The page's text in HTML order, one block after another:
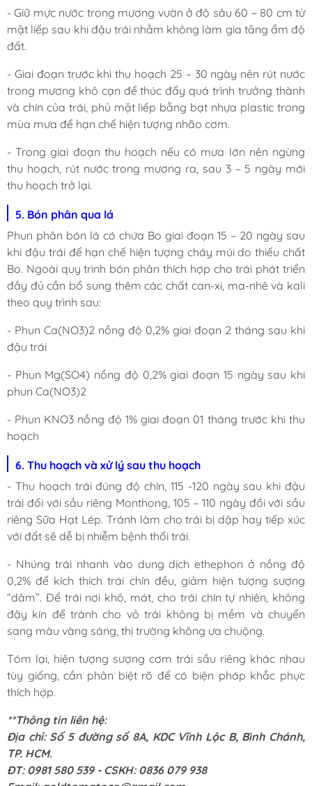
- Giữ mực nước trong mương vườn ở độ sâu 60 – 80 cm từ
mặt líếp sau khi đậu trái nhằm không làm gia tăng ẩm độ
đất.
- Giai đoạn trước khi thu hoạch 25 – 30 ngày nên rút nước
trong mương khô cạn để thúc đẩy quá trình trưởng thành
và chín của trái, phủ mặt liếp bằng bạt nhựa plastic trong
mùa mưa để hạn chế hiện tượng nhão cơm.
- Trong giai đoạn thu hoạch nếu có mưa lớn nên ngừng
thu hoạch, rút nước trong mương ra, sau 3 – 5 ngày mới
thu hoạch trở lại.
5. Bón phân qua lá
Phun phân bón lá có chứa Bo giai đoạn 15 – 20 ngày sau
khi đậu trái để hạn chế hiện tượng cháy múi do thiếu chất
Bo. Ngoài quy trình bón phân thích hợp cho trái phát triển
đầy đủ cần bổ sung thêm các chất can-xi, ma-nhê và kali
theo quy trình sau:
- Phun Ca(NO3)2 nồng độ 0,2% giai đoạn 2 tháng sau khi
đậu trái
- Phun Mg(SO4) nồng độ 0,2% giai đoạn 15 ngày sau khi
phun Ca(NO3)2
- Phun KNO3 nồng độ 1% giai đoạn 01 tháng trước khi thu
hoạch
6. Thu hoạch và xử lý sau thu hoạch
- Thu hoạch trái đúng độ chín, 115 -120 ngày sau khi đậu
trái đối với sầu riêng Monthong, 105 – 110 ngày đối với sầu
riêng Sữa Hạt Lép. Tránh làm cho trái bị dập hay tiếp xúc
với đất sẽ dễ bị nhiễm bệnh thối trái.
- Nhúng trái nhanh vào dung dịch ethephon ở nồng độ
0,2% để kích thích trái chín đều, giảm hiện tượng sượng
“dâm”. Để trái nơi khô, mát, cho trái chín tự nhiên, không
đậy kín để tránh cho vỏ trái không bị mềm và chuyển
sang màu vàng sáng, thị trường không ưa chuộng.
Tóm lại, hiện tượng sượng cơm trái sầu riêng khác nhau
tùy giống, cần phân biệt rõ để có biện pháp khắc phục
thích hợp.
**Thông tin liên hệ:
Địa chỉ: Số 5 đường số 8A, KDC Vĩnh Lộc B, Bình Chánh,
TP. HCM.
ĐT: 0981 580 539 - CSKH: 0836 079 938